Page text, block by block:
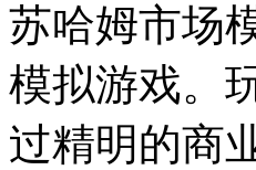
苏哈姆市场
模拟游戏。
过精明的商